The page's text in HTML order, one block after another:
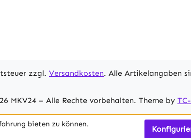
zzgl. Versandkosten. Alle Artikelangaben
MKV24 – Alle Rechte vorbehalten. Theme by
bieten zu können.